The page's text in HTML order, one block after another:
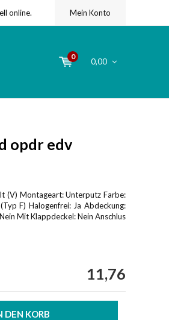
online. Mein Konto
0
0,00
opdr edv
(V) Montageart: Unterputz Farbe:
F) Halogenfrei: Ja Abdeckung:
Mit Klappdeckel: Nein Anschlus
11,76
DEN KORB